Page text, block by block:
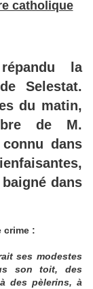
catholique
la
Selestat.
du matin,
de M.
dans
dans
crime :
ses modestes
son toit, des
des pèlerins, à